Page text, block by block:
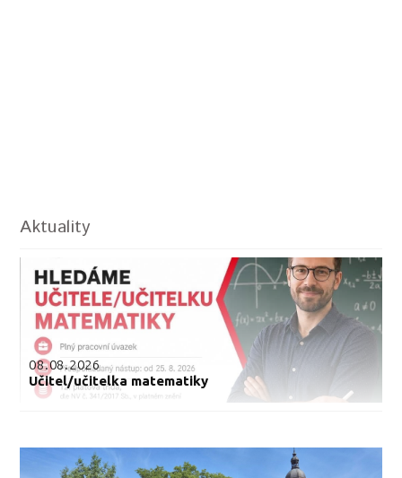
Aktuality
08.08.2026
Učitel/učitelka matematiky